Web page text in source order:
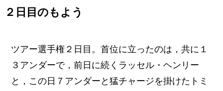
２日目のもよう
ツアー選手権２日目。首位に立ったのは，共に１
３アンダーで，前日に続くラッセル・ヘンリー
と，この日７アンダーと猛チャージを掛けたトミ